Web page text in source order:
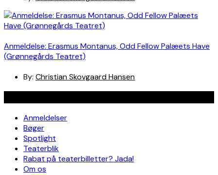
Anmeldelse: Erasmus Montanus, Odd Fellow Palæets Have
(Grønnegårds Teatret)
By: Christian Skovgaard Hansen
Anmeldelser
Bøger
Spotlight
Teaterblik
Rabat på teaterbilletter? Jada!
Om os